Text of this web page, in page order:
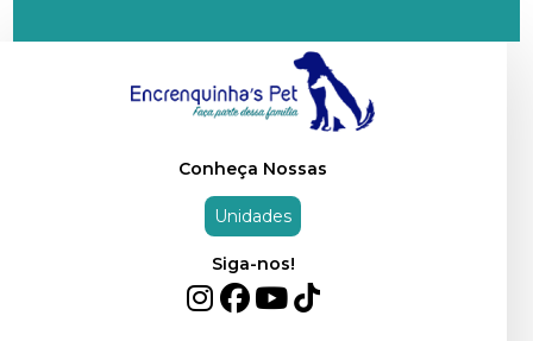
Conheça Nossas
Unidades
Siga-nos!